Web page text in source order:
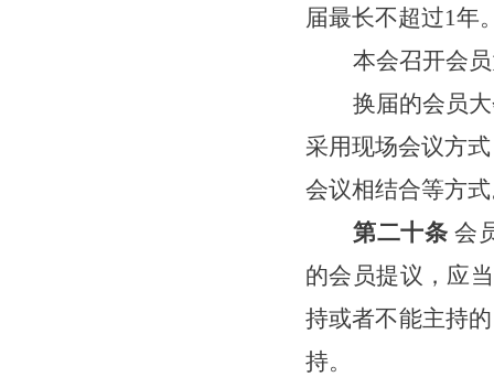
届最长不超过1年
本会召开会
换届的会员
采用现场会议方
会议相结合等方
第二十条 会
的会员提议，应
持或者不能主持
持。